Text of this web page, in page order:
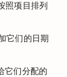
照项目排列
它们的日期
它们分配的